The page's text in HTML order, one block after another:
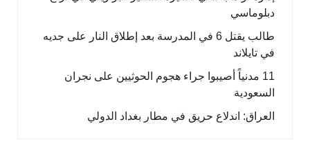
دبلوماسي
طالب يقتل 6 في المدرسة بعد إطلاق النار على جديه
في تايلاند
11 مدنياً أصيبوا جراء هجوم الحوثيين على نجران
السعودية
العراق: اندلاع حريق في مطار بغداد الدولي